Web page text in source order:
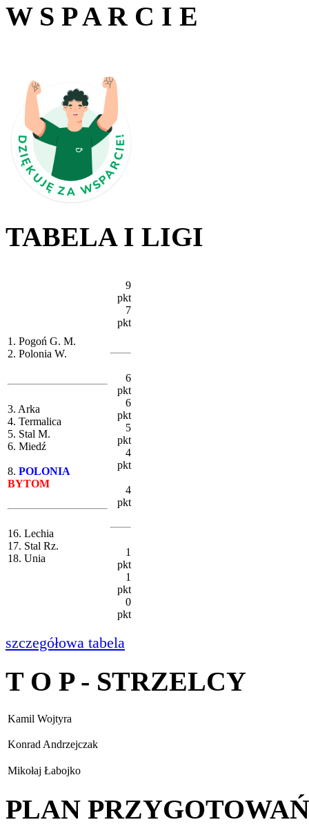
W S P A R C I E
TABELA I LIGI
1. Pogoń G. M.
2. Polonia W.
3. Arka
4. Termalica
5. Stal M.
6. Miedź
8. POLONIA
BYTOM
16. Lechia
17. Stal Rz.
18. Unia
9
pkt
7
pkt
6
pkt
6
pkt
5
pkt
4
pkt
4
pkt
1
pkt
1
pkt
0
pkt
szczegółowa tabela
T O P - STRZELCY
Kamil Wojtyra
Konrad Andrzejczak
Mikołaj Łabojko
PLAN PRZYGOTOWAŃ